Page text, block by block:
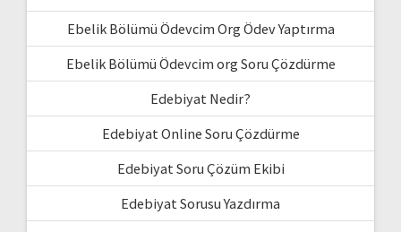
Ebelik Bölümü Ödevcim Org Ödev Yaptırma
Ebelik Bölümü Ödevcim org Soru Çözdürme
Edebiyat Nedir?
Edebiyat Online Soru Çözdürme
Edebiyat Soru Çözüm Ekibi
Edebiyat Sorusu Yazdırma